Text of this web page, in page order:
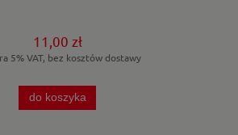
11,00 zł
5% VAT, bez kosztów dostawy
do koszyka